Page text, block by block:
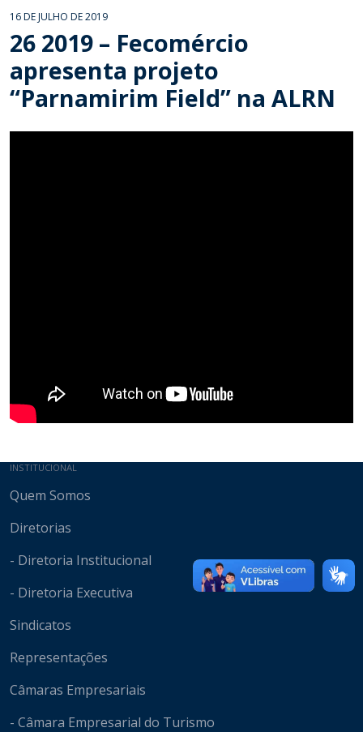
16 DE JULHO DE 2019
26 2019 – Fecomércio
apresenta projeto
“Parnamirim Field” na ALRN
Mapa do site
INSTITUCIONAL
Quem Somos
Diretorias
- Diretoria Institucional
- Diretoria Executiva
Sindicatos
Representações
Câmaras Empresariais
- Câmara Empresarial do Turismo